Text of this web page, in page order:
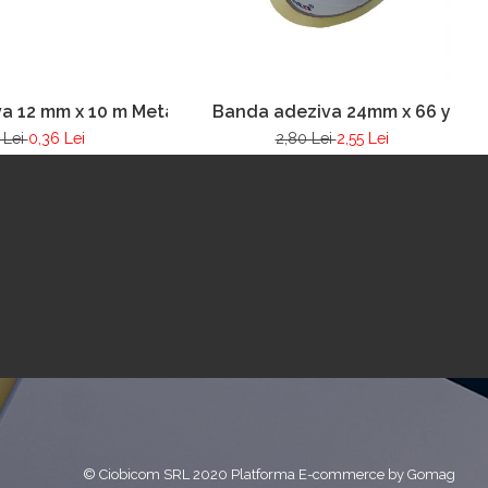
12 mm x 10 m Metalizata
Lei0,36 Lei
Banda adeziva 24mm x 66 y
2,80 Lei2,55 Lei
© Ciobicom SRL 2020 Platforma E-commerce by Gomag